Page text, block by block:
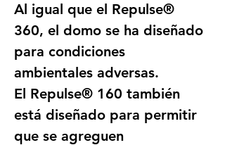
Al igual que el Repulse®
360, el domo se ha diseñado
para condiciones
ambientales adversas.
El Repulse® 160 también
está diseñado para permitir
que se agreguen